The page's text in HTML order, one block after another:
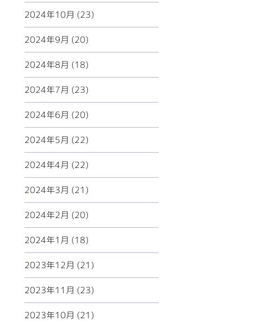
2024年10月 (23)
2024年9月 (20)
2024年8月 (18)
2024年7月 (23)
2024年6月 (20)
2024年5月 (22)
2024年4月 (22)
2024年3月 (21)
2024年2月 (20)
2024年1月 (18)
2023年12月 (21)
2023年11月 (23)
2023年10月 (21)